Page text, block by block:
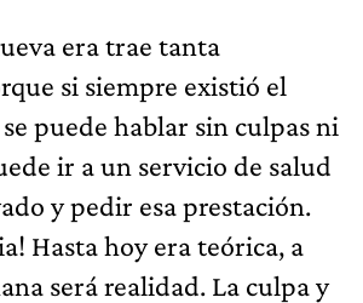
era trae tanta
si siempre existió el
puede hablar sin culpas ni
ir a un servicio de salud
y pedir esa prestación.
Hasta hoy era teórica, a
será realidad. La culpa y